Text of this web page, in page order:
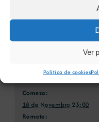
Ver
Política de cookies
Detalles
Comezo:
18 de Novembro 23:00
Remate: